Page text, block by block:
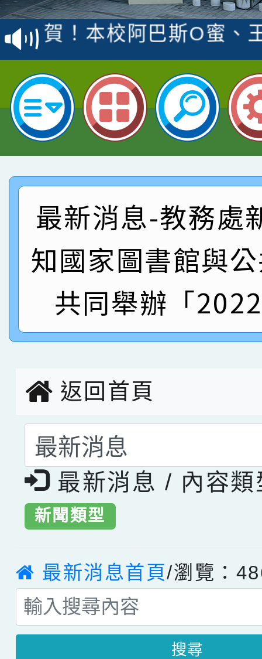
賽 洪綺君教師榮獲社
名
賀！本校阿巴斯O蜜、
倩參加桃園市科展 國
名 指導老師王老師、
賀！本校四年二班張O
園市英語競賽國小朗讀
指導老師林老師
賀！本校參加桃園市中
賽 劉文瑛教師榮獲教
臺灣台語-第二名
賀！本校參與2026世
市賽榮獲科學小創客佳
創客第三名。
賀！本校參加桃園市中
賽 洪綺君教師榮獲社
名
賀！本校阿巴斯O蜜、
倩參加桃園市科展 國
名 指導老師王老師、
賀！本校四年二班張O
園市英語競賽國小朗讀
指導老師林老師
賀！本校參加桃園市中
賽 劉文瑛教師榮獲教
賀！本校參與2026世
市賽榮獲科學小創客佳
最新消息-教務處
知國家圖書館與
共同舉辦「
返回首頁
選擇後頁面內容會更
最新消息 / 內容類
新聞類型
最新消息首頁/瀏覽：
搜尋